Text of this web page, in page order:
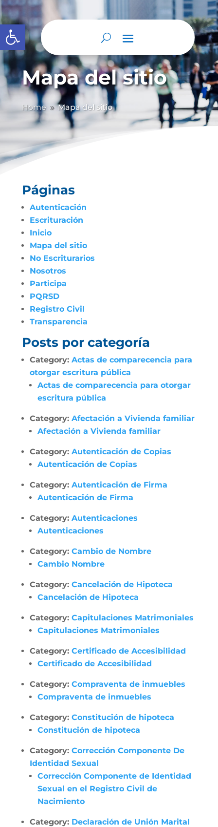
Abrir barra de herramientas
Mapa del sitio
Home 9 Mapa del sitio
Páginas
Autenticación
Escrituración
Inicio
Mapa del sitio
No Escriturarios
Nosotros
Participa
PQRSD
Registro Civil
Transparencia
Posts por categoría
Category: Actas de comparecencia para
otorgar escritura pública
Actas de comparecencia para otorgar
escritura pública
Category: Afectación a Vivienda familiar
Afectación a Vivienda familiar
Category: Autenticación de Copias
Autenticación de Copias
Category: Autenticación de Firma
Autenticación de Firma
Category: Autenticaciones
Autenticaciones
Category: Cambio de Nombre
Cambio Nombre
Category: Cancelación de Hipoteca
Cancelación de Hipoteca
Category: Capitulaciones Matrimoniales
Capitulaciones Matrimoniales
Category: Certificado de Accesibilidad
Certificado de Accesibilidad
Category: Compraventa de inmuebles
Compraventa de inmuebles
Category: Constitución de hipoteca
Constitución de hipoteca
Category: Corrección Componente De
Identidad Sexual
Corrección Componente de Identidad
Sexual en el Registro Civil de
Nacimiento
Category: Declaración de Unión Marital